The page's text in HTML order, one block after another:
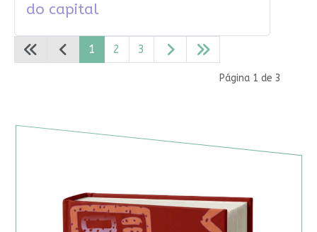
do capital
Página 1 de 3
1 2 3